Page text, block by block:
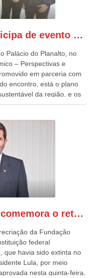
Brasileiros
Eu, Lula e os
Gonzaga Patriota participa de evento em prol do desenvolvimento do Nordeste
Palácio do Planalto, no
– Perspectivas e
em parceria com
encontro, está o plano
da região, e os
públicas, que
Vice-presidente Geraldo
do
e Serviços, o ex
Presidente do Banco do
Federal, e
Danilo Cabral, da
Lyra, os ministros da
e do Desenvolvimento
a fomentar o
GONZAGA PATRIOTA comemora o retorno da FUNASA
da Fundação
federal
que havia sido extinta no
Lula, por meio
nesta quinta-feira,